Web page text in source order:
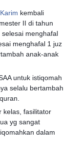
kembali
II di tahun
menghafal
menghafal 1 juz
anak-anak
untuk istiqomah
selalu bertambah
kelas, fasilitator
yg sangat
dalam